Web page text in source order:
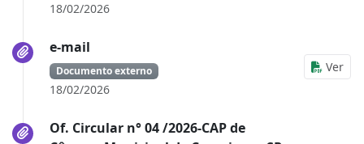
18/02/2026
e-mail
Documento externo
18/02/2026
Ver
Of. Circular n° 04 /2026-CAP de